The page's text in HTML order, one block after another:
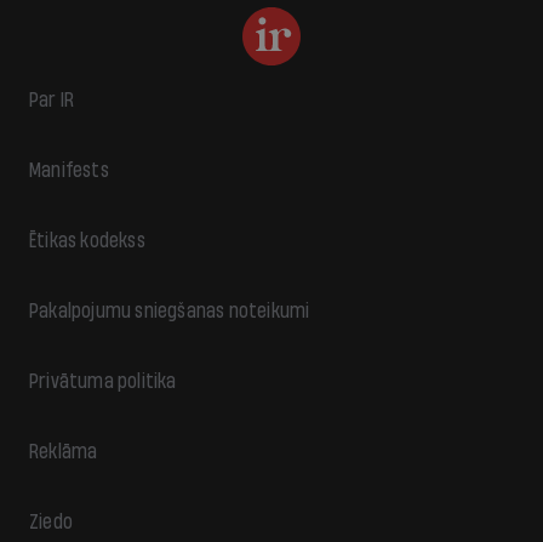
Par IR
Manifests
Ētikas kodekss
Pakalpojumu sniegšanas noteikumi
Privātuma politika
Reklāma
Ziedo